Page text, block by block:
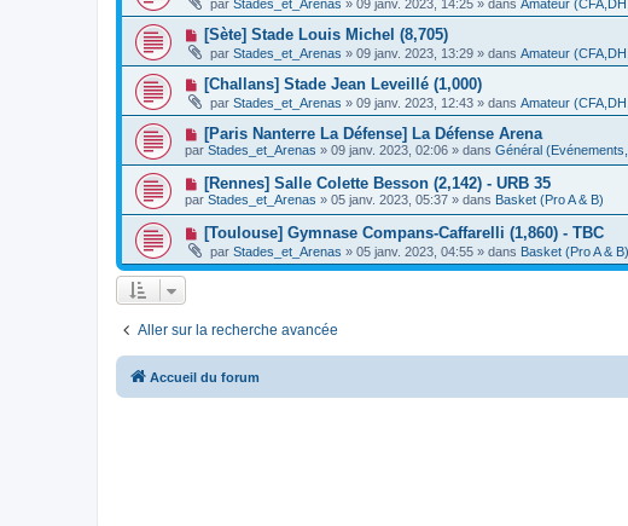
g
e
s
s
a
g
e
a
u
m
e
s
s
a
g
e
u
v
a
u
m
e
s
s
a
g
e
par Stades_et_Arenas » 09 janv. 2023, 14:25 » dans Amateur
N
o
u
v
a
u
m
e
s
s
a
g
e
[Sète] Stade Louis Michel (8,705)
par Stades_et_Arenas » 09 janv. 2023, 13:29 » dans Amateur
N
o
u
v
a
u
m
e
s
s
a
g
e
[Challans] Stade Jean Leveillé (1,000)
par Stades_et_Arenas » 09 janv. 2023, 12:43 » dans Amateur
N
o
u
v
a
u
m
e
s
s
[Paris Nanterre La Défense] La Défense Arena
par Stades_et_Arenas » 09 janv. 2023, 02:06 » dans Général
N
o
u
v
a
u
s
a
g
[Rennes] Salle Colette Besson (2,142) - URB 35
par Stades_et_Arenas » 05 janv. 2023, 05:37 » dans Basket (Pro A & B)
N
o
u
v
m
s
s
[Toulouse] Gymnase Compans-Caffarelli (1,860) - TBC
par Stades_et_Arenas » 05 janv. 2023, 04:55 » dans Basket (Pro A & B)
Aller sur la recherche avancée
Accueil du forum